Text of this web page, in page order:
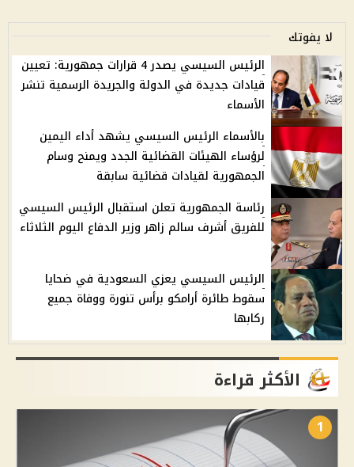
لا يفوتك
الرئيس السيسي يصدر 4 قرارات جمهورية: تعيين
قيادات جديدة في الدولة والجريدة الرسمية تنشر
الأسماء
بالأسماء الرئيس السيسي يشهد أداء اليمين
لرؤساء الهيئات القضائية الجدد ويمنح وسام
الجمهورية لقيادات قضائية سابقة
رئاسة الجمهورية تعلن استقبال الرئيس السيسي
للفريق أشرف سالم زاهر وزير الدفاع اليوم الثلاثاء
الرئيس السيسي يعزي السعودية في ضحايا
سقوط طائرة أرامكو برأس تنورة ووفاة جميع
ركابها
الأكثر قراءة
1